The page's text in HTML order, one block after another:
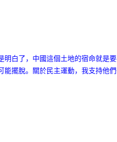
明白了，中國這個土地的宿命就是
擺脫。 關於民主運動，我支持他